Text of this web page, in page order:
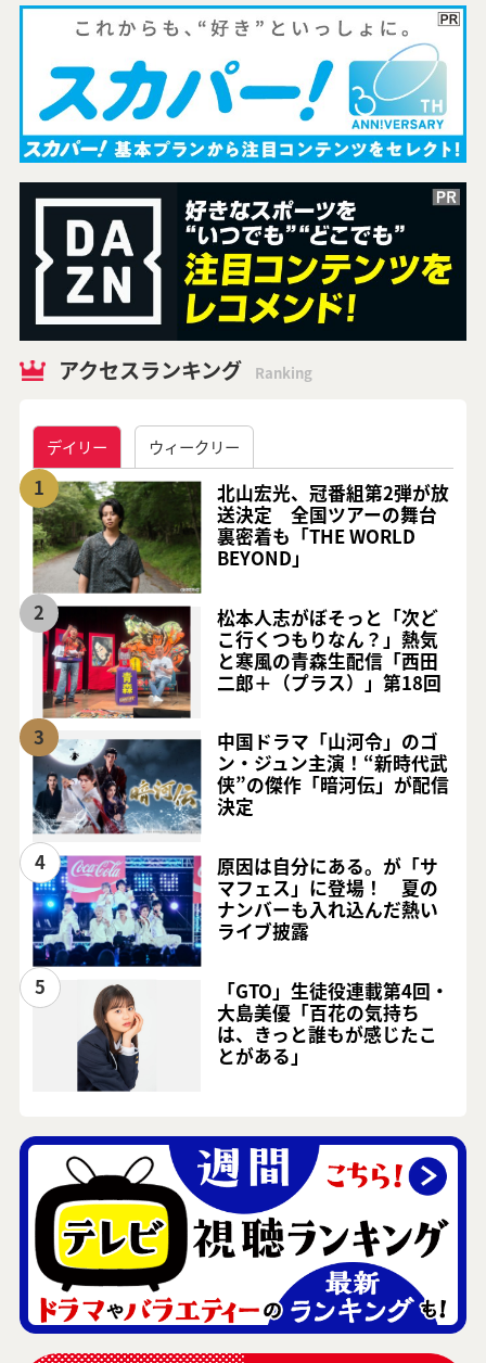
アクセスランキング Ranking
デイリー ウィークリー
1
北山宏光、冠番組第2弾が放
送決定 全国ツアーの舞台
裏密着も「THE WORLD
BEYOND」
2
松本人志がぼそっと「次ど
こ行くつもりなん？」熱気
と寒風の青森生配信「西田
二郎＋（プラス）」第18回
3
中国ドラマ「山河令」のゴ
ン・ジュン主演！“新時代武
侠”の傑作「暗河伝」が配信
決定
4
原因は自分にある。が「サ
マフェス」に登場！ 夏の
ナンバーも入れ込んだ熱い
ライブ披露
5
「GTO」生徒役連載第4回・
大島美優「百花の気持ち
は、きっと誰もが感じたこ
とがある」